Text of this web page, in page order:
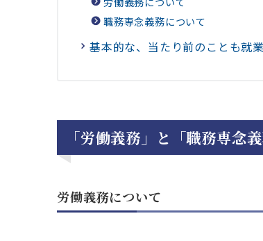
職務専念義務について
基本的な、当たり前のことも就
「労働義務」と「職務専念
労働義務について